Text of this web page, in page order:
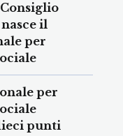
il
per
per
punti